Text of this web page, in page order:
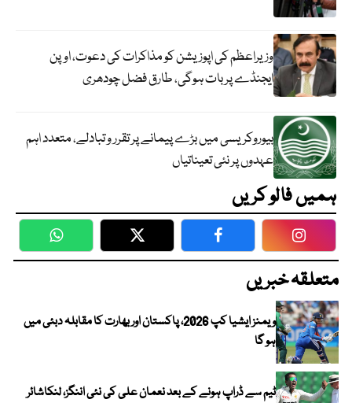
وزیراعظم کی اپوزیشن کو مذاکرات کی دعوت، اوپن
ایجنڈے پر بات ہوگی، طارق فضل چودھری
بیوروکریسی میں بڑے پیمانے پر تقرر و تبادلے، متعدد اہم
عہدوں پر نئی تعیناتیاں
ہمیں فالو کریں
WhatsApp Twitter Facebook
متعلقہ خبریں
ویمنز ایشیا کپ 2026، پاکستان اور بھارت کا مقابلہ دبئی میں
ہو گا
ٹیم سے ڈراپ ہونے کے بعد نعمان علی کی نئی اننگز، لنکاشائر